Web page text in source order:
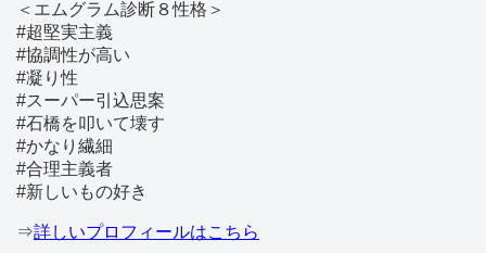
＜エムグラム診断８性格＞
#超堅実主義
#協調性が高い
#凝り性
#スーパー引込思案
#石橋を叩いて壊す
#かなり繊細
#合理主義者
#新しいもの好き
⇒詳しいプロフィールはこちら